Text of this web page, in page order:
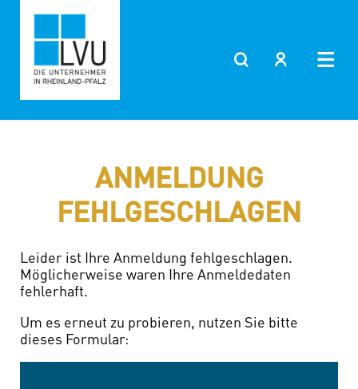
springen
ANMELDUNG
FEHLGESCHLAGEN
Leider ist Ihre Anmeldung fehlgeschlagen.
Möglicherweise waren Ihre Anmeldedaten
fehlerhaft.
Um es erneut zu probieren, nutzen Sie bitte
dieses Formular: